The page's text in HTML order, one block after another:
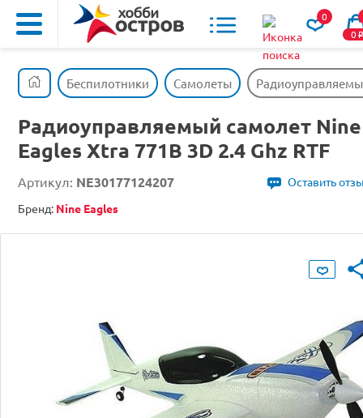
0
0o
Беспилотники Самолеты
Радиоуправляемый самолет Nine
Eagles Xtra 771B 3D 2.4 Ghz RTF
Артикул: NE30177124207
Оставить
Бренд: Nine Eagles